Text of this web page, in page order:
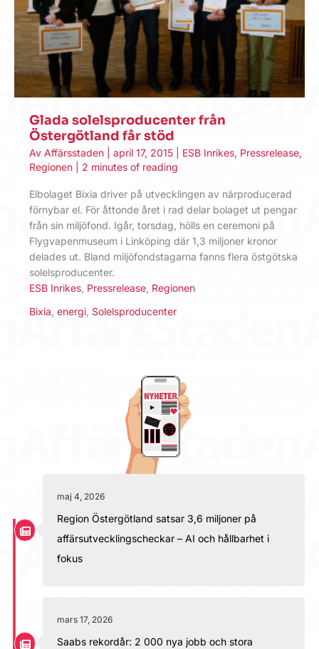
Glada solelsproducenter från
Östergötland får stöd
Av Affärsstaden april 17, 2015 ESB Inrikes, Pressrelease,
Regionen
2 minutes of reading
Elbolaget Bixia driver på utvecklingen av närproducerad
förnybar el. För åttonde året i rad delar bolaget ut pengar
från sin miljöfond. Igår, torsdag, hölls en ceremoni på
Flygvapenmuseum i Linköping där 1,3 miljoner kronor
delades ut. Bland miljöfondstagarna fanns flera östgötska
solelsproducenter.
ESB Inrikes Pressrelease Regionen
Bixia energi Solelsproducenter
maj 4, 2026
Region Östergötland satsar 3,6 miljoner på
affärsutvecklingscheckar – AI och hållbarhet i
fokus
mars 17, 2026
Saabs rekordår: 2 000 nya jobb och stora